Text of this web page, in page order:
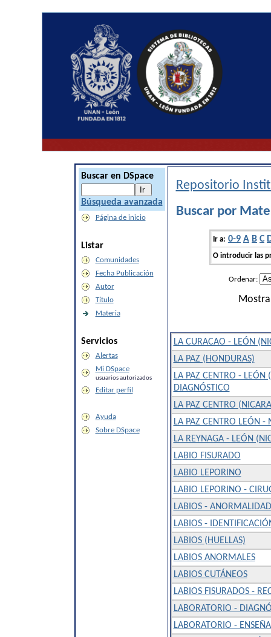
Buscar en DSpace
Búsqueda avanzada
Página de inicio
Listar
Comunidades
Fecha Publicación
Autor
Título
Materia
Servicios
Alertas
Mi DSpace
usuarios autorizados
Editar perfil
Ayuda
Sobre DSpace
Repositorio
Buscar por
Ir a: 0-9 A B C
O introducir las
Ordenar:
LA CURACAO - LEÓN
LA PAZ (HONDURAS)
LA PAZ CENTRO - LEÓN
DIAGNÓSTICO
LA PAZ CENTRO
LA PAZ CENTRO LEÓN -
LA REYNAGA - LEÓN
LABIO FISURADO
LABIO LEPORINO
LABIO LEPORINO -
LABIOS -
LABIOS -
LABIOS (HUELLAS)
LABIOS ANORMALES
LABIOS CUTÁNEOS
LABIOS FISURADOS -
LABORATORIO -
LABORATORIO -